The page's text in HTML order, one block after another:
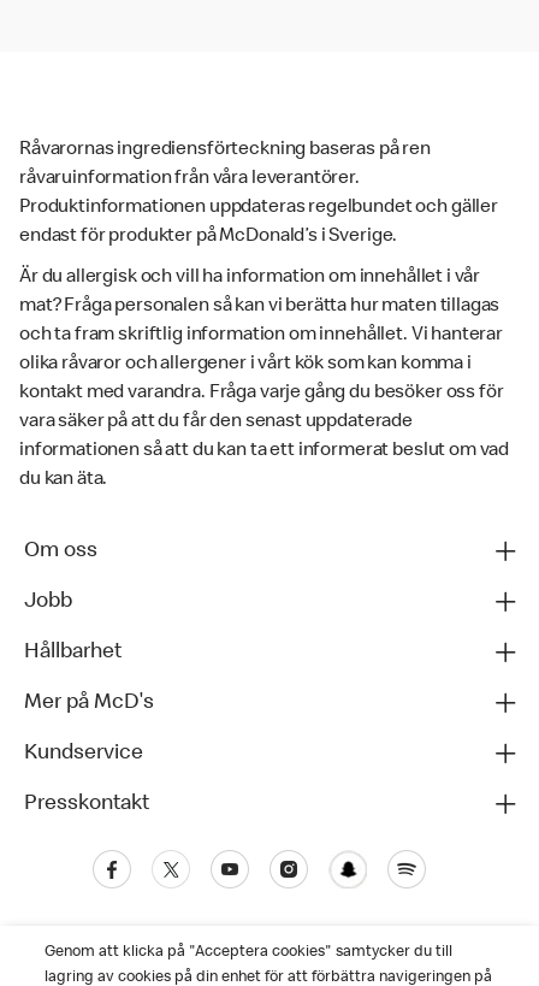
Råvarornas ingrediensförteckning baseras på ren
råvaruinformation från våra leverantörer.
Produktinformationen uppdateras regelbundet och gäller
endast för produkter på McDonald’s i Sverige.
Är du allergisk och vill ha information om innehållet i vår
mat? Fråga personalen så kan vi berätta hur maten tillagas
och ta fram skriftlig information om innehållet. Vi hanterar
olika råvaror och allergener i vårt kök som kan komma i
kontakt med varandra. Fråga varje gång du besöker oss för
vara säker på att du får den senast uppdaterade
informationen så att du kan ta ett informerat beslut om vad
du kan äta.
Om oss
Jobb
Hållbarhet
Mer på McD's
Kundservice
Presskontakt
Genom att klicka på "Acceptera cookies" samtycker du till
lagring av cookies på din enhet för att förbättra navigeringen på